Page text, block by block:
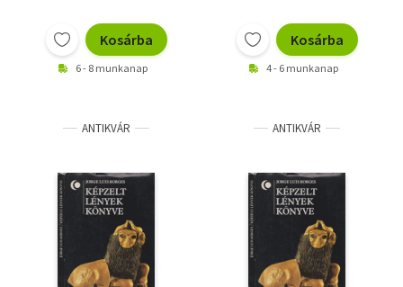
Kosárba
6 - 8 munkanap
Kosárba
4 - 6 munkanap
ANTIKVÁR ANTIKVÁR